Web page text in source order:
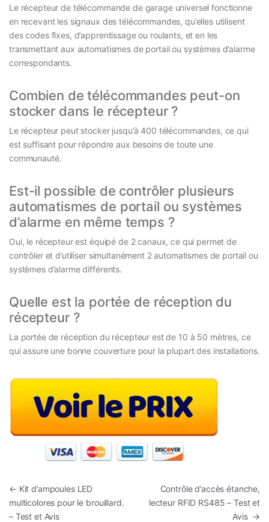
Le récepteur de télécommande de garage universel fonctionne
en recevant les signaux des télécommandes, qu’elles utilisent
des codes fixes, d’apprentissage ou roulants, et en les
transmettant aux automatismes de portail ou systèmes d’alarme
correspondants.
Combien de télécommandes peut-on
stocker dans le récepteur ?
Le récepteur peut stocker jusqu’à 400 télécommandes, ce qui
est suffisant pour répondre aux besoins de toute une
communauté.
Est-il possible de contrôler plusieurs
automatismes de portail ou systèmes
d’alarme en même temps ?
Oui, le récepteur est équipé de 2 canaux, ce qui permet de
contrôler et d’utiliser simultanément 2 automatismes de portail ou
systèmes d’alarme différents.
Quelle est la portée de réception du
récepteur ?
La portée de réception du récepteur est de 10 à 50 mètres, ce
qui assure une bonne couverture pour la plupart des installations.
Navigation de l’article
← Kit d’ampoules LED
multicolores pour le brouillard.
– Test et Avis
Contrôle d’accès étanche,
lecteur RFID RS485 – Test et
Avis →